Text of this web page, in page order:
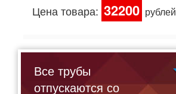
Цена товара: 32200 рублей
Все трубы
отпускаются со